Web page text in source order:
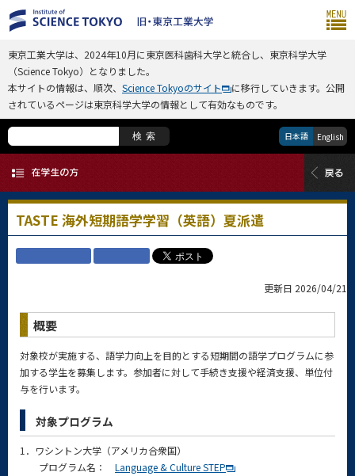
東京工業大学は、2024年10月に東京医科歯科大学と統合し、東京科学大学
（Science Tokyo）となりました。
本サイトの情報は、順次、 Science Tokyoのサイト
に移行していきます。公開
されているページは東京科学大学の情報として有効なものです。
検索 日本語 English
TASTE 海外短期語学学習（英語）夏派遣
更新日 2026/04/21
概要
対象校が実施する、語学力向上を目的とする短期間の語学プログラムに参
加する学生を募集します。参加者に対して手続き支援や経済支援、単位付
与を行います。
対象プログラム
1．ワシントン大学（アメリカ合衆国）
プログラム名： Language & Culture STEP